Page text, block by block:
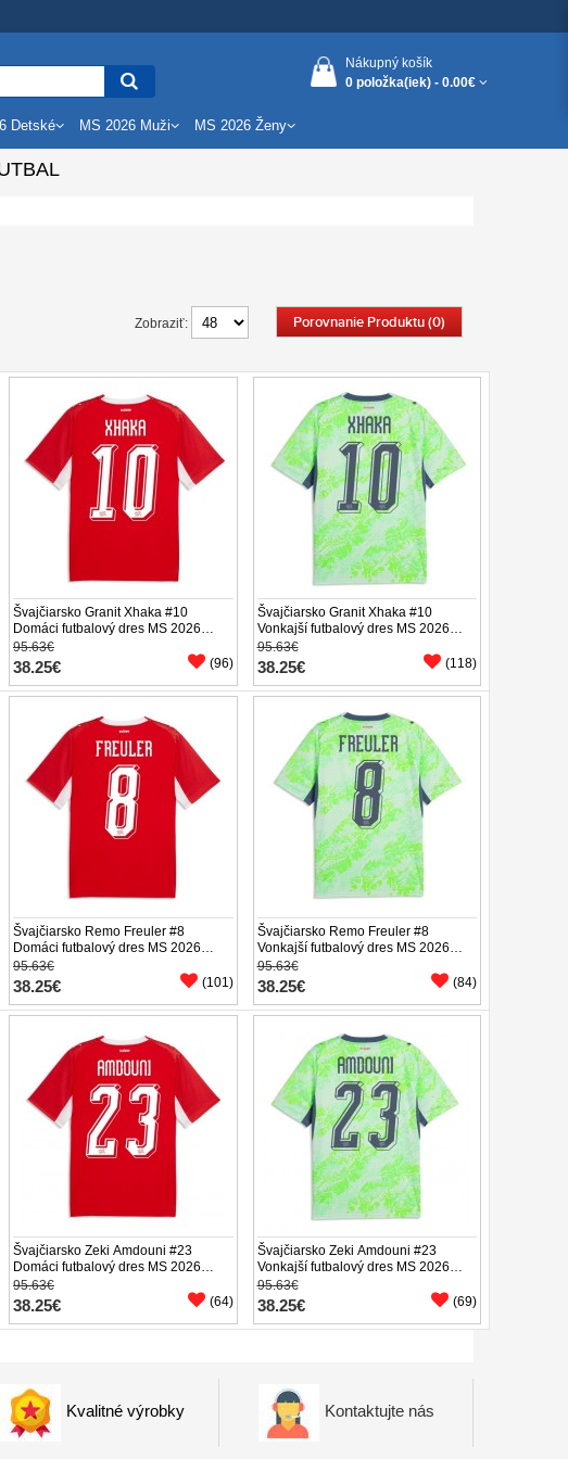
Nákupný košík
0 položka(iek) - 0.00€
Detské MS 2026 Muži MS 2026 Ženy
Porovnanie Produktu (0)
Zobraziť:
Švajčiarsko Granit Xhaka #10
Domáci futbalový dres MS 2026
Krátky Rukáv
95.63€
38.25€ (96)
Švajčiarsko Granit Xhaka #10
Vonkajší futbalový dres MS 2026
Krátky Rukáv
95.63€
38.25€ (118)
Švajčiarsko Remo Freuler #8
Domáci futbalový dres MS 2026
Krátky Rukáv
95.63€
38.25€ (101)
Švajčiarsko Remo Freuler #8
Vonkajší futbalový dres MS 2026
Krátky Rukáv
95.63€
38.25€ (84)
Švajčiarsko Zeki Amdouni #23
Domáci futbalový dres MS 2026
Krátky Rukáv
95.63€
38.25€ (64)
Švajčiarsko Zeki Amdouni #23
Vonkajší futbalový dres MS 2026
Krátky Rukáv
95.63€
38.25€ (69)
Kvalitné výrobky Kontaktujte nás